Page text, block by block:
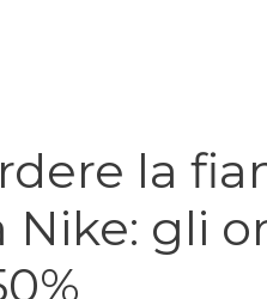
la
Nike: gli